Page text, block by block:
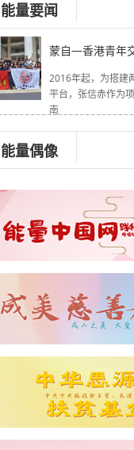
能量要闻
蒙自—香港青年
2016年起，为搭建
平台，张信赤作为
南
能量偶像